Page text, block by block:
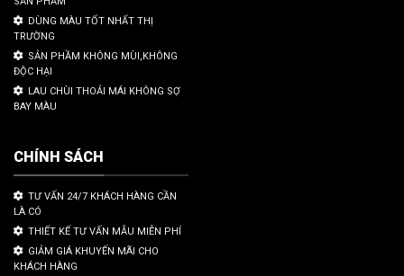
DÙNG MÀU TỐT NHẤT THỊ
TRƯỜNG
SẢN PHẦM KHÔNG MÙI,KHÔNG
ĐỘC HẠI
LAU CHÙI THOẢI MÁI KHÔNG SỢ
BAY MÀU
CHÍNH SÁCH
TƯ VẤN 24/7 KHÁCH HÀNG CẦN
LÀ CÓ
THIẾT KẾ TƯ VẤN MẪU MIỄN PHÍ
GIẢM GIÁ KHUYẾN MÃI CHO
KHÁCH HÀNG